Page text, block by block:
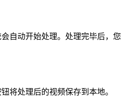
自动开始处理。处理完毕后，您
将处理后的视频保存到本地。